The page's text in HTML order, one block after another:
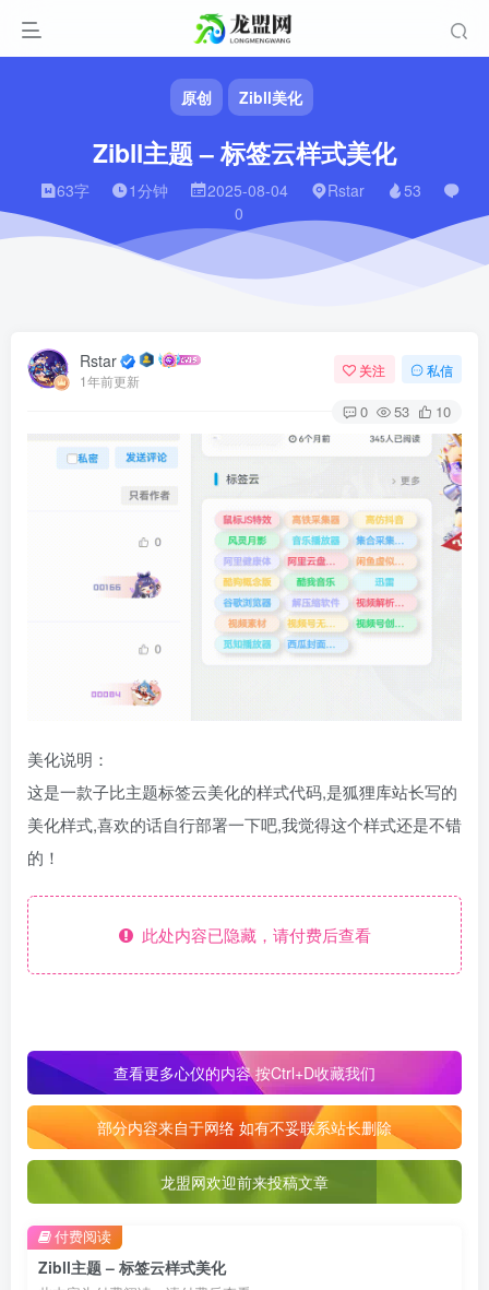
原创 Zibll美化
Zibll主题 – 标签云样式美化
63字 1分钟 2025-08-04 Rstar
53
0
Rstar
1年前更新
关注 私信
0 53 10
美化说明：
这是一款子比主题标签云美化的样式代码,是狐狸库站长写的
美化样式,喜欢的话自行部署一下吧,我觉得这个样式还是不错
的！
此处内容已隐藏，请付费后查看
查看更多心仪的内容 按Ctrl+D收藏我们
部分内容来自于网络 如有不妥联系站长删除
龙盟网欢迎前来投稿文章
Zibll主题 – 标签云样式美化
付费阅读